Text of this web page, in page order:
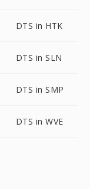
DTS in HTK
DTS in SLN
DTS in SMP
DTS in WVE